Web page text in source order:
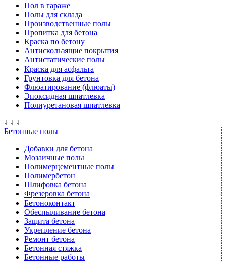
Пол в гараже
Полы для склада
Производственные полы
Пропитка для бетона
Краска по бетону
Антискользящие покрытия
Антистатические полы
Краска для асфальта
Грунтовка для бетона
Флюатирование (флюаты)
Эпоксидная шпатлевка
Полиуретановая шпатлевка
↓ ↓ ↓
Бетонные полы
Добавки для бетона
Мозаичные полы
Полимерцементные полы
Полимербетон
Шлифовка бетона
Фрезеровка бетона
Бетоноконтакт
Обеспыливание бетона
Защита бетона
Укрепление бетона
Ремонт бетона
Бетонная стяжка
Бетонные работы